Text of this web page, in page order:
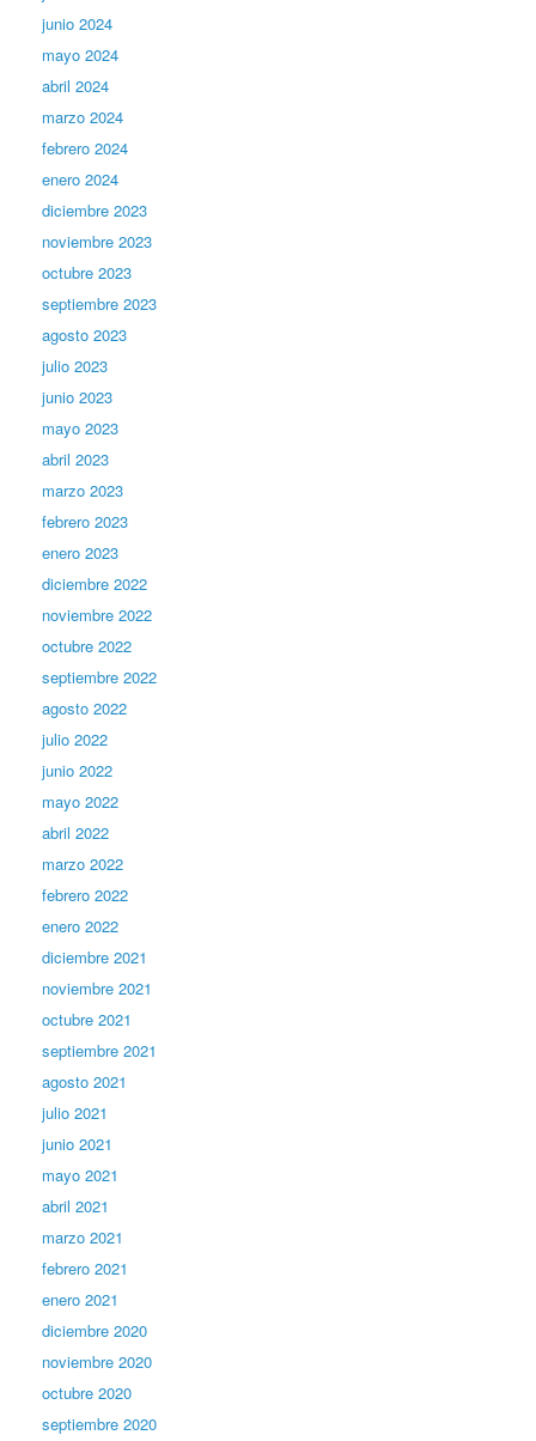
junio 2024
mayo 2024
abril 2024
marzo 2024
febrero 2024
enero 2024
diciembre 2023
noviembre 2023
octubre 2023
septiembre 2023
agosto 2023
julio 2023
junio 2023
mayo 2023
abril 2023
marzo 2023
febrero 2023
enero 2023
diciembre 2022
noviembre 2022
octubre 2022
septiembre 2022
agosto 2022
julio 2022
junio 2022
mayo 2022
abril 2022
marzo 2022
febrero 2022
enero 2022
diciembre 2021
noviembre 2021
octubre 2021
septiembre 2021
agosto 2021
julio 2021
junio 2021
mayo 2021
abril 2021
marzo 2021
febrero 2021
enero 2021
diciembre 2020
noviembre 2020
octubre 2020
septiembre 2020